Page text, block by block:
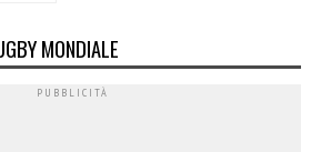
MONDIALE